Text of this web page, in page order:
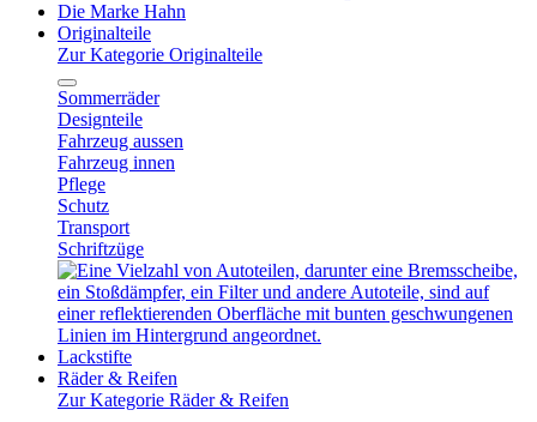
Die Marke Hahn
Originalteile
Zur Kategorie Originalteile
Sommerräder
Designteile
Fahrzeug aussen
Fahrzeug innen
Pflege
Schutz
Transport
Schriftzüge
Lackstifte
Räder & Reifen
Zur Kategorie Räder & Reifen